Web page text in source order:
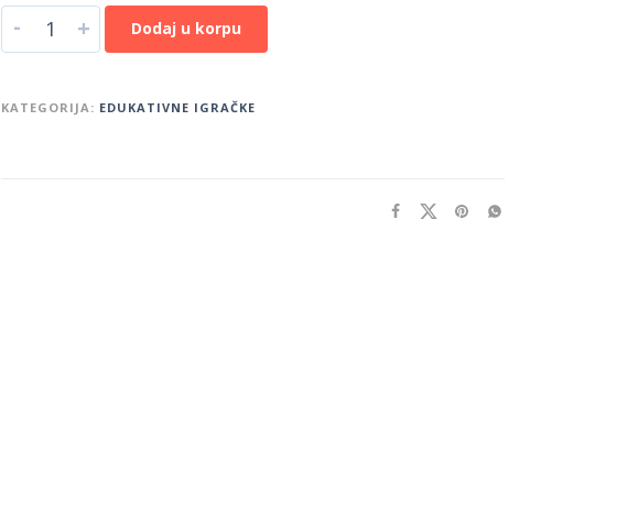
- + Dodaj u korpu
KATEGORIJA: EDUKATIVNE IGRAČKE